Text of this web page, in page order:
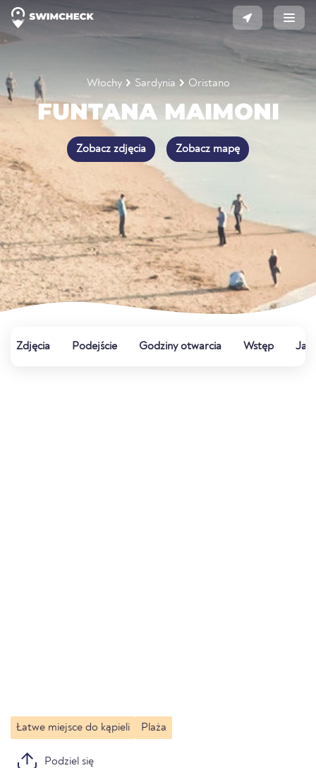
Włochy Sardynia Oristano
FUNTANA MAIMONI
Zobacz zdjęcia Zobacz mapę
Zdjęcia Podejście Godziny otwarcia Wstęp
Łatwe miejsce do kąpieli Plaża
Podziel się